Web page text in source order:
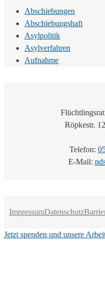
Abschiebungen
Abschiebungshaft
Asylpolitik
Asylverfahren
Aufnahme
Röpkestr.
Telefon:
E-Mail:
ImpressumDatenschutz
Jetzt spenden und unsere